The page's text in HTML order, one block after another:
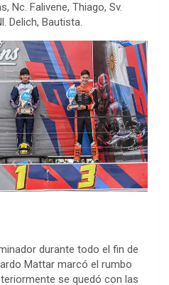
Nc. Falivene, Thiago, Sv.
Delich, Bautista.
durante todo el fin de
Mattar marcó el rumbo
se quedó con las